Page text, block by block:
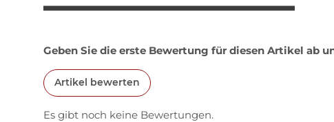
Geben Sie die erste Bewertung für diesen Artikel ab
Artikel bewerten
Es gibt noch keine Bewertungen.